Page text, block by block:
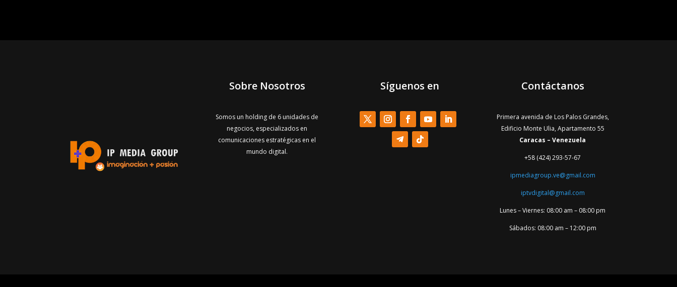
Sobre Nosotros
Somos un holding de 6 unidades de
negocios, especializados en
comunicaciones estratégicas en el
mundo digital.
Síguenos en Contáctanos
Primera avenida de Los Palos Grandes,
Edificio Monte Ulia, Apartamento 55
Caracas – Venezuela
+58 (424) 293-57-67
ipmediagroup.ve@gmail.com
iptvdigital@gmail.com
Lunes – Viernes: 08:00 am – 08:00 pm
Sábados: 08:00 am – 12:00 pm